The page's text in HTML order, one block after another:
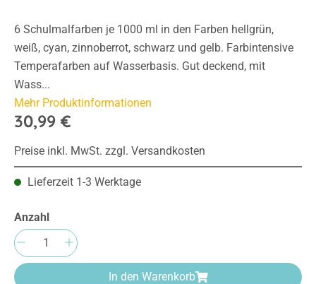
6 Schulmalfarben je 1000 ml in den Farben hellgrün,
weiß, cyan, zinnoberrot, schwarz und gelb. Farbintensive
Temperafarben auf Wasserbasis. Gut deckend, mit
Wass...
Mehr Produktinformationen
30,99 €
Preise inkl. MwSt. zzgl. Versandkosten
Lieferzeit 1-3 Werktage
Anzahl
Produkt Anzahl: Gib den gewünschten
In den Warenkorb